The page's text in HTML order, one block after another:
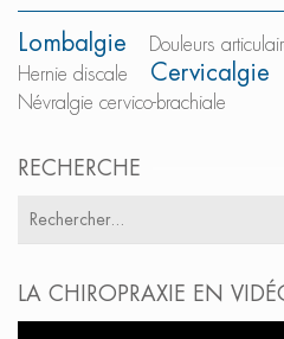
Lombalgie Douleurs
Hernie discale Cervicalgie
Névralgie cervico-brachiale
RECHERCHE
Résultats
LA CHIROPRAXIE EN